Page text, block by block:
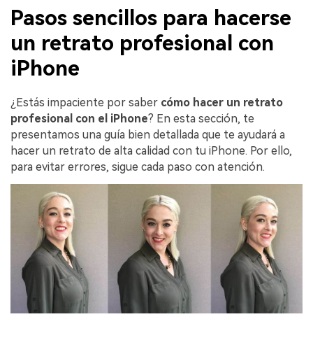
Pasos sencillos para hacerse
un retrato profesional con
iPhone󠀲󠀡󠀡󠀤󠀦󠀡󠀡󠀢󠀥󠀳
¿Estás impaciente por saber cómo hacer un retrato
profesional con el iPhone? En esta sección, te
presentamos una guía bien detallada que te ayudará a
hacer un retrato de alta calidad con tu iPhone.󠀲󠀡󠀡󠀤󠀦󠀡󠀡󠀥󠀩󠀳󠀰 Por ello,
para evitar errores, sigue cada paso con atención.󠀲󠀡󠀡󠀤󠀦󠀡󠀡󠀦󠀠󠀳